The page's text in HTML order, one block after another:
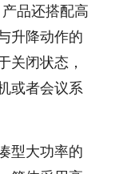
品还搭配高
升降动作的
关闭状态，
或者会议系
型大功率的